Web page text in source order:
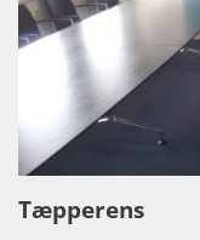
Tæpperens